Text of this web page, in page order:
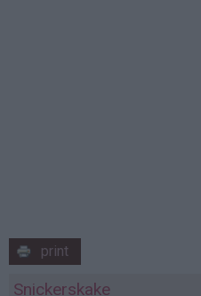
print
Snickerskake